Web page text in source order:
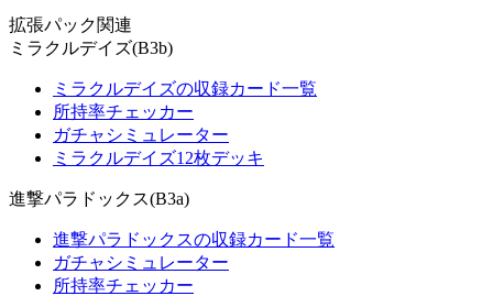
拡張パック関連
ミラクルデイズ(B3b)
ミラクルデイズの収録カード一覧
所持率チェッカー
ガチャシミュレーター
ミラクルデイズ12枚デッキ
進撃パラドックス(B3a)
進撃パラドックスの収録カード一覧
ガチャシミュレーター
所持率チェッカー